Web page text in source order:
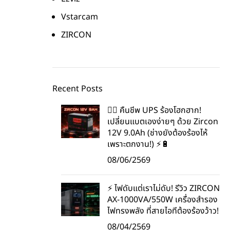
Vstarcam
ZIRCON
Recent Posts
🧟‍♂️ คืนชีพ UPS ร้องโฮกฮาก!
เปลี่ยนแบตเองง่ายๆ ด้วย Zircon
12V 9.0Ah (ช่างยังต้องร้องไห้
เพราะตกงาน!) ⚡️🔋
08/06/2569
⚡ ไฟดับแต่เราไม่ดับ! รีวิว ZIRCON
AX-1000VA/550W เครื่องสำรอง
ไฟทรงพลัง ที่สายไอทีต้องร้องว้าว!
08/04/2569